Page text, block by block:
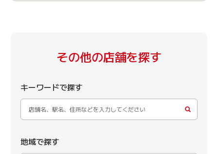
その他の店舗を探す
キーワードで探す
地域で探す